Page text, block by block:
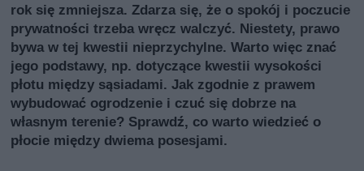
rok się zmniejsza. Zdarza się, że o spokój i poczucie
prywatności trzeba wręcz walczyć. Niestety, prawo
bywa w tej kwestii nieprzychylne. Warto więc znać
jego podstawy, np. dotyczące kwestii wysokości
płotu między sąsiadami. Jak zgodnie z prawem
wybudować ogrodzenie i czuć się dobrze na
własnym terenie? Sprawdź, co warto wiedzieć o
płocie między dwiema posesjami.